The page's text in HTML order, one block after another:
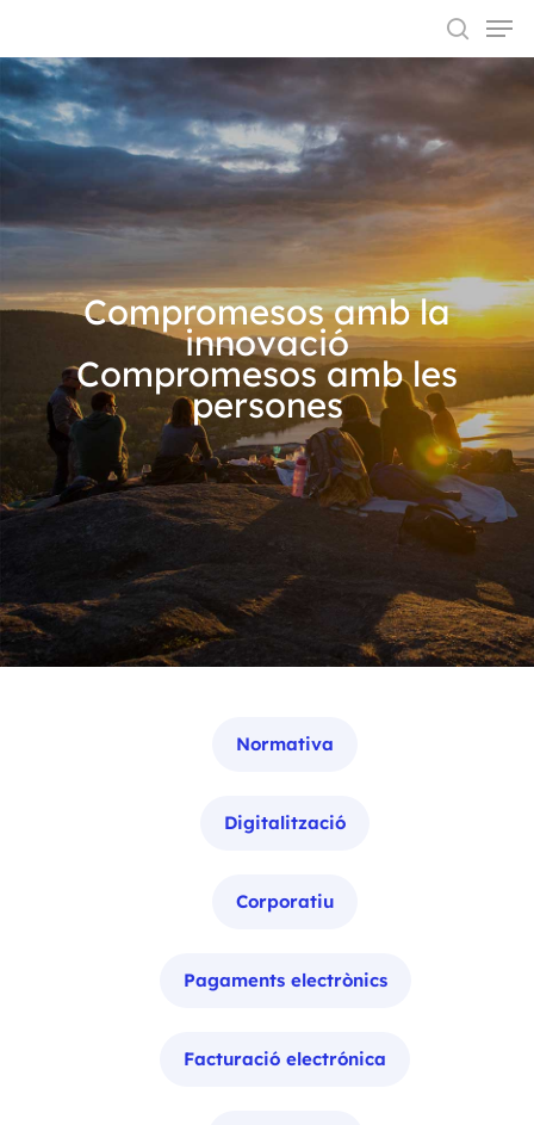
Hit enter to search or ESC to close
Compromesos amb la
innovació
Compromesos amb les
persones
Normativa
Digitalització
Corporatiu
Pagaments electrònics
Facturació electrónica